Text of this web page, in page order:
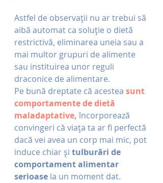
Astfel de observații nu ar trebui să
aibă automat ca soluție o dietă
restrictivă, eliminarea uneia sau a
mai multor grupuri de alimente
sau instituirea unor reguli
draconice de alimentare.
Pe bună dreptate că acestea sunt
comportamente de dietă
maladaptative, încorporează
convingeri că viața ta ar fi perfectă
dacă vei avea un corp mai mic, pot
induce chiar și tulburări de
comportament alimentar
serioase la un moment dat.